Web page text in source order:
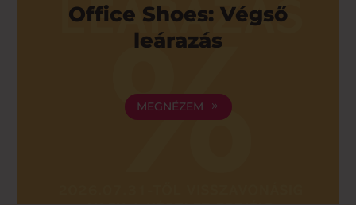
Office Shoes: Végső
leárazás
MEGNÉZEM